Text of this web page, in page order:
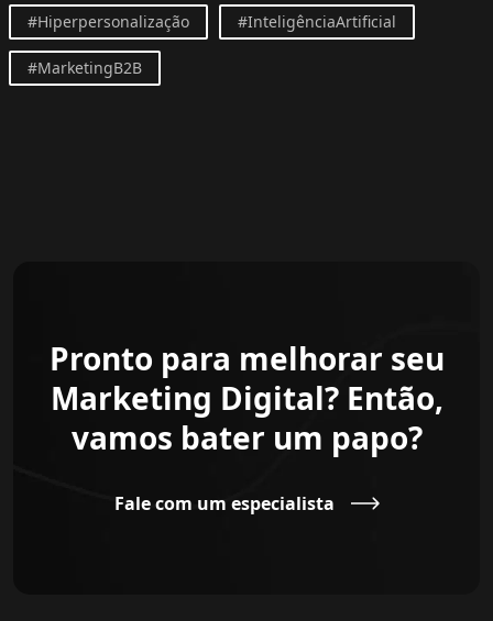
#Hiperpersonalização #InteligênciaArtificial
#MarketingB2B
Pronto para melhorar seu
Marketing Digital? Então,
vamos bater um papo?
Fale com um especialista